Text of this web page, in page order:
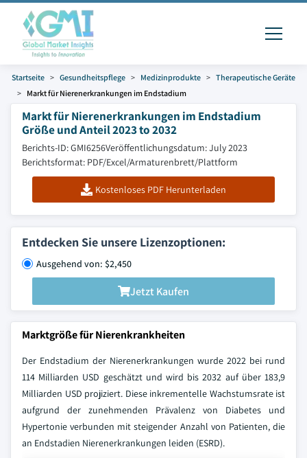
Startseite Gesundheitspflege Medizinprodukte
Therapeutische Geräte
Markt für Nierenerkrankungen im Endstadium
Markt für Nierenerkrankungen im Endstadium
Größe und Anteil 2023 to 2032
Berichts-ID: GMI6256Veröffentlichungsdatum: July 2023
Berichtsformat: PDF/Excel/Armaturenbrett/Plattform
Kostenloses PDF Herunterladen
Entdecken Sie unsere Lizenzoptionen:
Ausgehend von: $2,450
Jetzt Kaufen
Marktgröße für Nierenkrankheiten
Der Endstadium der Nierenerkrankungen wurde 2022 bei rund
114 Milliarden USD geschätzt und wird bis 2032 auf über 183,9
Milliarden USD projiziert. Diese inkrementelle Wachstumsrate ist
aufgrund der zunehmenden Prävalenz von Diabetes und
Hypertonie verbunden mit steigender Anzahl von Patienten, die
an Endstadien Nierenerkrankungen leiden (ESRD).